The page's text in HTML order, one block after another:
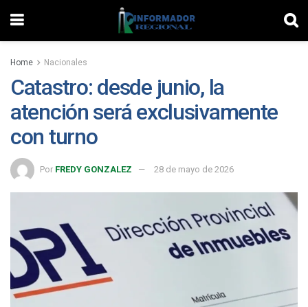
Home Nacionales
Catastro: desde junio, la
atención será exclusivamente
con turno
Por FREDY GONZALEZ 28 de mayo de 2026